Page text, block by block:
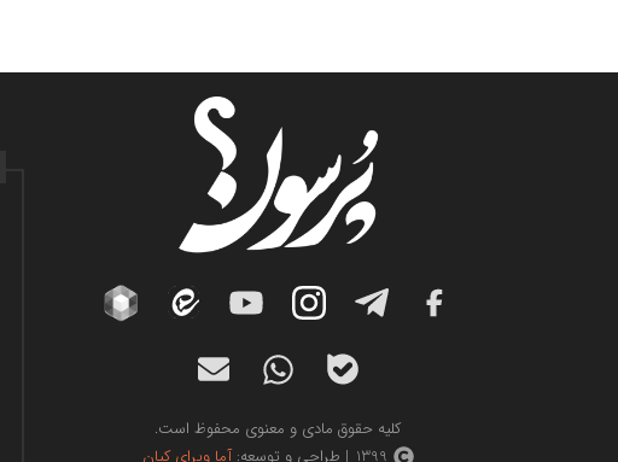
کلیه حقوق مادی و معنوی محفوظ است.
1399 | طراحی و توسعه:
آما ویرای کیان